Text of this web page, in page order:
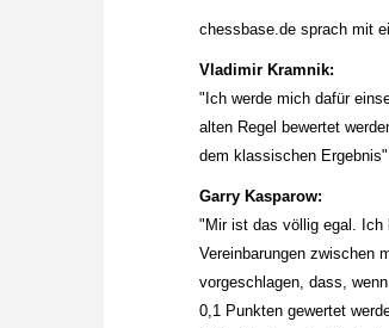
chessbase.de sprach mit
Vladimir Kramnik:
"Ich werde mich dafür
alten Regel bewertet
dem klassischen
Garry Kasparow:
"Mir ist das völlig egal. Ich
Vereinbarungen zwischen
vorgeschlagen, dass,
0,1 Punkten gewertet